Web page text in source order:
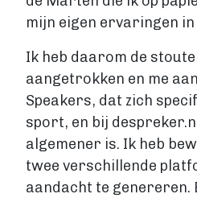
mijn eigen ervaringen
Ik heb daarom de
aangetrokken en me
Speakers, dat zich
sport, en bij
algemener is. Ik heb
twee verschillende
aandacht te genereren.